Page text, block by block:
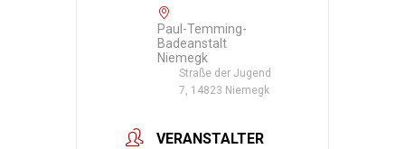
Paul-Temming-
Badeanstalt
Niemegk
Straße der Jugend
7, 14823 Niemegk
VERANSTALTER